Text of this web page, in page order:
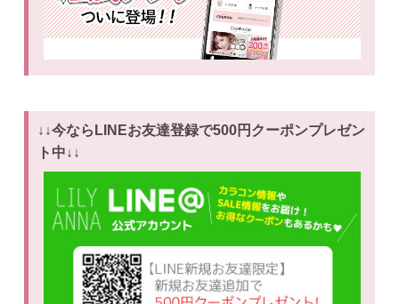
↓↓今ならLINEお友達登録で500円クーポンプレゼン
ト中↓↓